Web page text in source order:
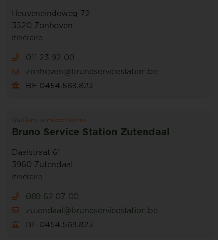
Heuveneindeweg 72
3520 Zonhoven
Itinéraire
011 23 92 00
zonhoven@brunoservicestation.be
BE 0454.568.823
Station-service Bruno
Bruno Service Station Zutendaal
Daalstraat 61
3960 Zutendaal
Itinéraire
089 62 07 00
zutendaal@brunoservicestation.be
BE 0454.568.823